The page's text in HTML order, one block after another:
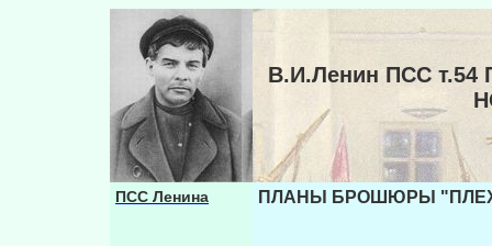
В.И.Ленин ПСС
ПСС Ленина ПЛАНЫ БРОШЮРЫ